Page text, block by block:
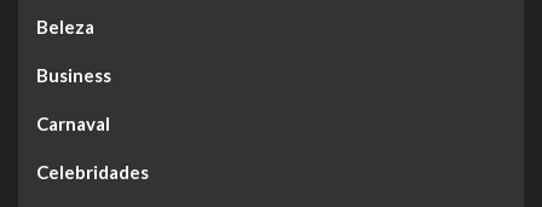
Beleza
Business
Carnaval
Celebridades